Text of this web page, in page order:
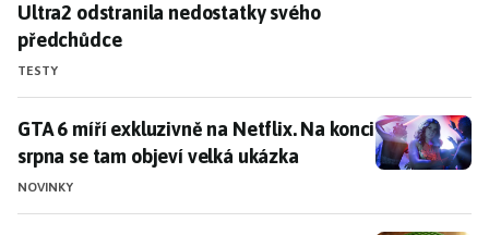
Ultra2 odstranila nedostatky svého
předchůdce
TESTY
GTA 6 míří exkluzivně na Netflix. Na konci srpna se
GTA 6 míří exkluzivně na Netflix. Na konci
srpna se tam objeví velká ukázka
NOVINKY